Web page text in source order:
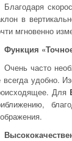
Благодаря
в
мгновенно
Функция
Очень часто
всегда удобно.
Для